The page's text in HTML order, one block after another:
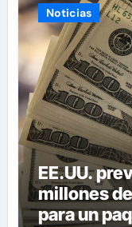
Noticias
EE.UU.
millones
para un